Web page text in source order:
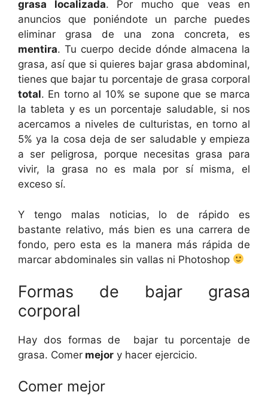
grasa localizada. Por mucho que veas en
anuncios que poniéndote un parche puedes
eliminar grasa de una zona concreta, es
mentira. Tu cuerpo decide dónde almacena la
grasa, así que si quieres bajar grasa abdominal,
tienes que bajar tu porcentaje de grasa corporal
total. En torno al 10% se supone que se marca
la tableta y es un porcentaje saludable, si nos
acercamos a niveles de culturistas, en torno al
5% ya la cosa deja de ser saludable y empieza
a ser peligrosa, porque necesitas grasa para
vivir, la grasa no es mala por sí misma, el
exceso sí.
Y tengo malas noticias, lo de rápido es
bastante relativo, más bien es una carrera de
fondo, pero esta es la manera más rápida de
marcar abdominales sin vallas ni Photoshop
Formas de bajar grasa
corporal
Hay dos formas de bajar tu porcentaje de
grasa. Comer mejor y hacer ejercicio.
Comer mejor